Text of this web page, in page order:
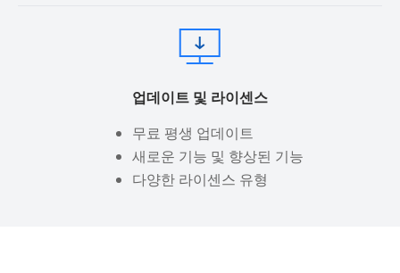
업데이트 및 라이센스
무료 평생 업데이트
새로운 기능 및 향상된 기능
다양한 라이센스 유형